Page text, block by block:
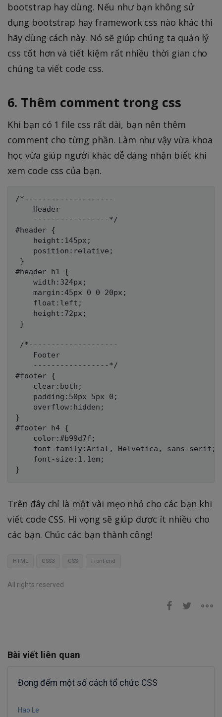
bootstrap hay dùng. Nếu như bạn không sử
dụng bootstrap hay framework css nào khác thì
hãy dùng cách này. Nó sẽ giúp chúng ta quản lý
css tốt hơn và tiết kiệm rất nhiều thời gian cho
chúng ta viết code css.
6. Thêm comment trong css
Khi bạn có 1 file css rất dài, bạn nên thêm
comment cho từng phần. Làm như vậy vừa khoa
học vừa giúp người khác dễ dàng nhận biết khi
xem code css của bạn.
/*--------------------
    Header
    -----------------*/
#header {
    height:145px;
    position:relative;
}
#header h1 {
    width:324px;
    margin:45px 0 0 20px;
    float:left;
    height:72px;
}
/*--------------------
    Footer
    -----------------*/
#footer {
    clear:both;
    padding:50px 5px 0;
    overflow:hidden;
}
#footer h4 {
    color:#b99d7f;
    font-family:Arial, Helvetica, sans-serif;
    font-size:1.1em;
Trên đây chỉ là một vài mẹo nhỏ cho các bạn khi
viết code CSS. Hi vọng sẽ giúp được ít nhiều cho
các bạn. Chúc các bạn thành công!
HTML CSS3 CSS Front-end
All rights reserved
Bài viết liên quan
Đong đếm một số cách tổ chức CSS
Hao Le